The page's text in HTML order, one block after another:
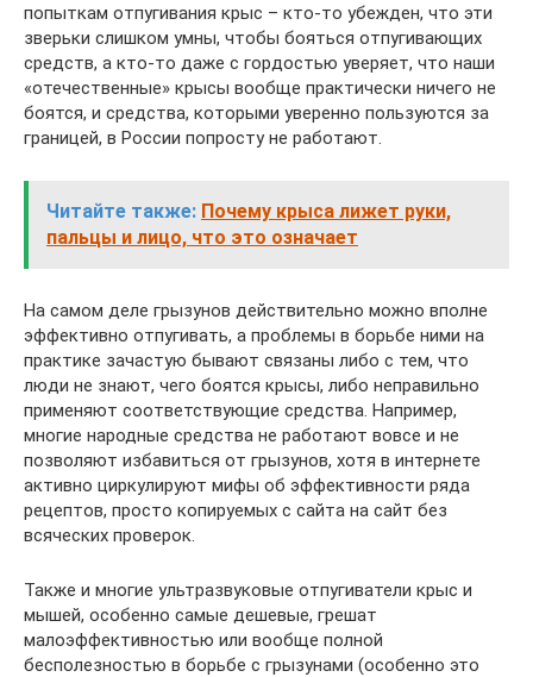
попыткам отпугивания крыс – кто-то убежден, что эти
зверьки слишком умны, чтобы бояться отпугивающих
средств, а кто-то даже с гордостью уверяет, что наши
«отечественные» крысы вообще практически ничего не
боятся, и средства, которыми уверенно пользуются за
границей, в России попросту не работают.
Читайте также: Почему крыса лижет руки,
пальцы и лицо, что это означает
На самом деле грызунов действительно можно вполне
эффективно отпугивать, а проблемы в борьбе ними на
практике зачастую бывают связаны либо с тем, что
люди не знают, чего боятся крысы, либо неправильно
применяют соответствующие средства. Например,
многие народные средства не работают вовсе и не
позволяют избавиться от грызунов, хотя в интернете
активно циркулируют мифы об эффективности ряда
рецептов, просто копируемых с сайта на сайт без
всяческих проверок.
Также и многие ультразвуковые отпугиватели крыс и
мышей, особенно самые дешевые, грешат
малоэффективностью или вообще полной
бесполезностью в борьбе с грызунами (особенно это